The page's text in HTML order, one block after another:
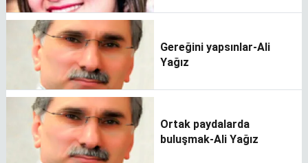
Gereğini yapsınlar-Ali
Yağız
Ortak paydalarda
buluşmak-Ali Yağız